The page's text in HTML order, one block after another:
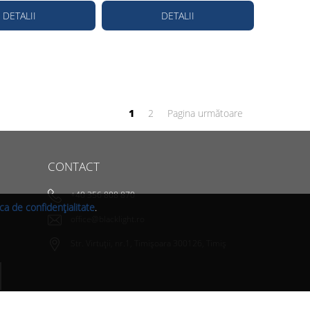
DETALII DETALII
1 2 Pagina următoare
CONTACT
+40 356 808 870
de confidențialitate.